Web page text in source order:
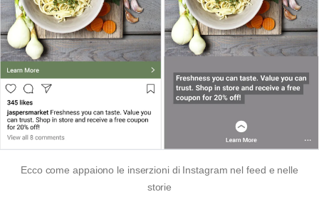
Ecco come appaiono le inserzioni di Instagram nel feed e nelle
storie